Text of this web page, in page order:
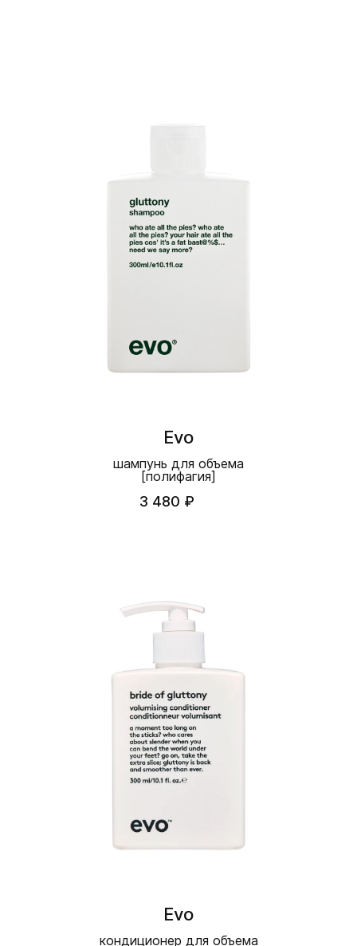
Evo
шампунь для объема
[полифагия]
3 480 ₽
Evo
кондиционер для объема